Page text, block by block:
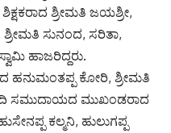
ಶ್ರೀಮತಿ ಜಯಶ್ರೀ,
ಸುನಂದ, ಸರಿತಾ,
ಹಾಜರಿದ್ದರು.
ಹನುಮಂತಪ್ಪ ಕೋರಿ, ಶ್ರೀಮತಿ
ಸಮುದಾಯದ ಮುಖಂಡರಾದ
ಕಲ್ಮನಿ, ಹುಲುಗಪ್ಪ